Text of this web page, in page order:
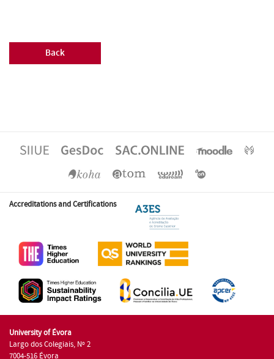
Back
Accreditations and Certifications
University of Évora
Largo dos Colegiais, Nº 2
7004-516 Évora